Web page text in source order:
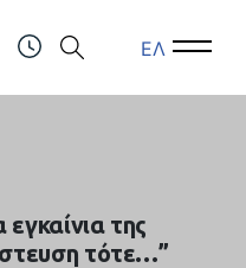
Open Menu ΕΛ Open
της
τότε…”